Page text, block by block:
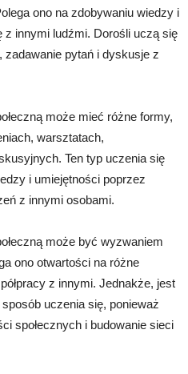
ono na zdobywaniu wiedzy i
z innymi ludźmi. Dorośli uczą się
zadawanie pytań i dyskusje z
może mieć różne formy,
warsztatach,
Ten typ uczenia się
i umiejętności poprzez
z innymi osobami.
może być wyzwaniem
ono otwartości na różne
z innymi. Jednakże, jest
uczenia się, ponieważ
społecznych i budowanie sieci